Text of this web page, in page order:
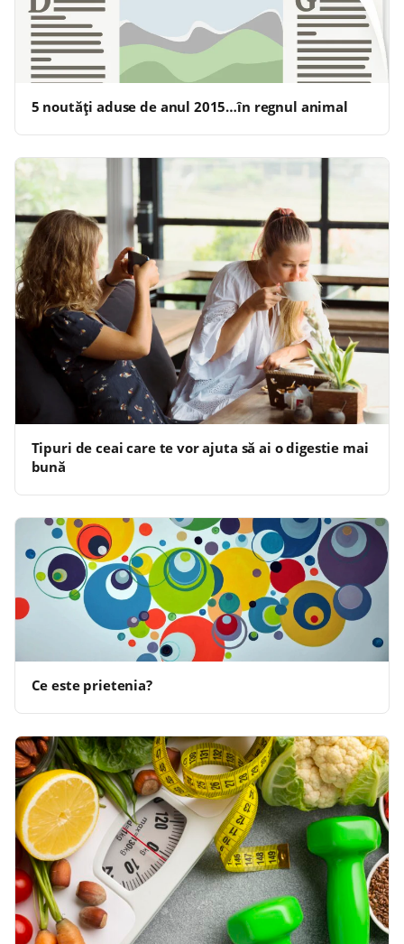
5 noutăţi aduse de anul 2015…în regnul animal
Tipuri de ceai care te vor ajuta să ai o digestie mai
bună
Ce este prietenia?